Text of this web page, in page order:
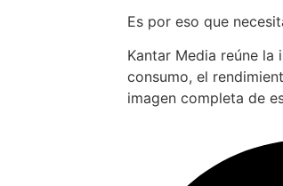
Es por eso que
Kantar Media reúne
consumo, el
imagen completa de